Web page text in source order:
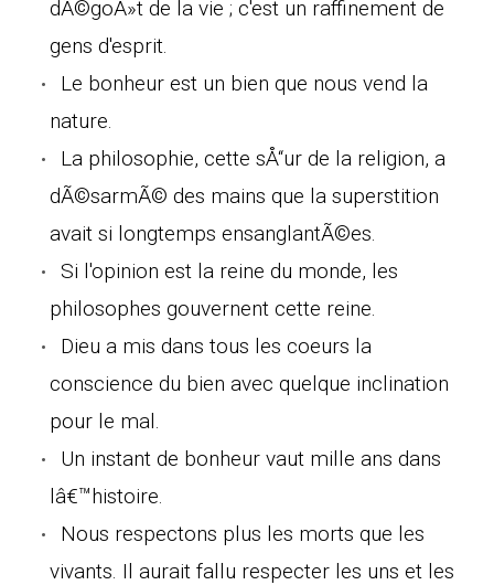
dÃ©goÃ»t de la vie ; c'est un raffinement de
gens d'esprit.
Le bonheur est un bien que nous vend la
nature.
La philosophie, cette sÅ“ur de la religion, a
dÃ©sarmÃ© des mains que la superstition
avait si longtemps ensanglantÃ©es.
Si l'opinion est la reine du monde, les
philosophes gouvernent cette reine.
Dieu a mis dans tous les coeurs la
conscience du bien avec quelque inclination
pour le mal.
Un instant de bonheur vaut mille ans dans
lâ€™histoire.
Nous respectons plus les morts que les
vivants. Il aurait fallu respecter les uns et les